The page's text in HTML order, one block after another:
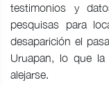
testimonios y
pesquisas para
desaparición el
Uruapan, lo que
alejarse.